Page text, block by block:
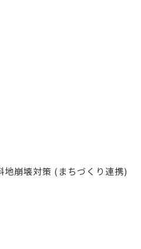
地崩壊対策 (まちづくり連携)